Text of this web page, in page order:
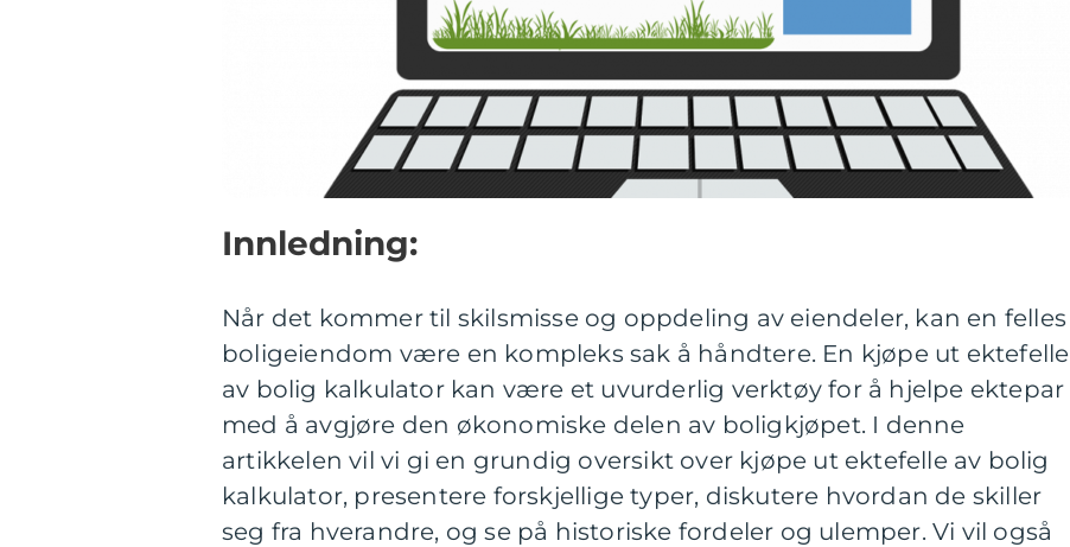
Innledning:
Når det kommer til skilsmisse og oppdeling av eiendeler, kan en felles
boligeiendom være en kompleks sak å håndtere. En kjøpe ut ektefelle
av bolig kalkulator kan være et uvurderlig verktøy for å hjelpe ektepar
med å avgjøre den økonomiske delen av boligkjøpet. I denne
artikkelen vil vi gi en grundig oversikt over kjøpe ut ektefelle av bolig
kalkulator, presentere forskjellige typer, diskutere hvordan de skiller
seg fra hverandre, og se på historiske fordeler og ulemper. Vi vil også